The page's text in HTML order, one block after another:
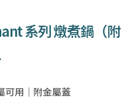
系列 燉煮鍋（附
可用｜附金屬蓋